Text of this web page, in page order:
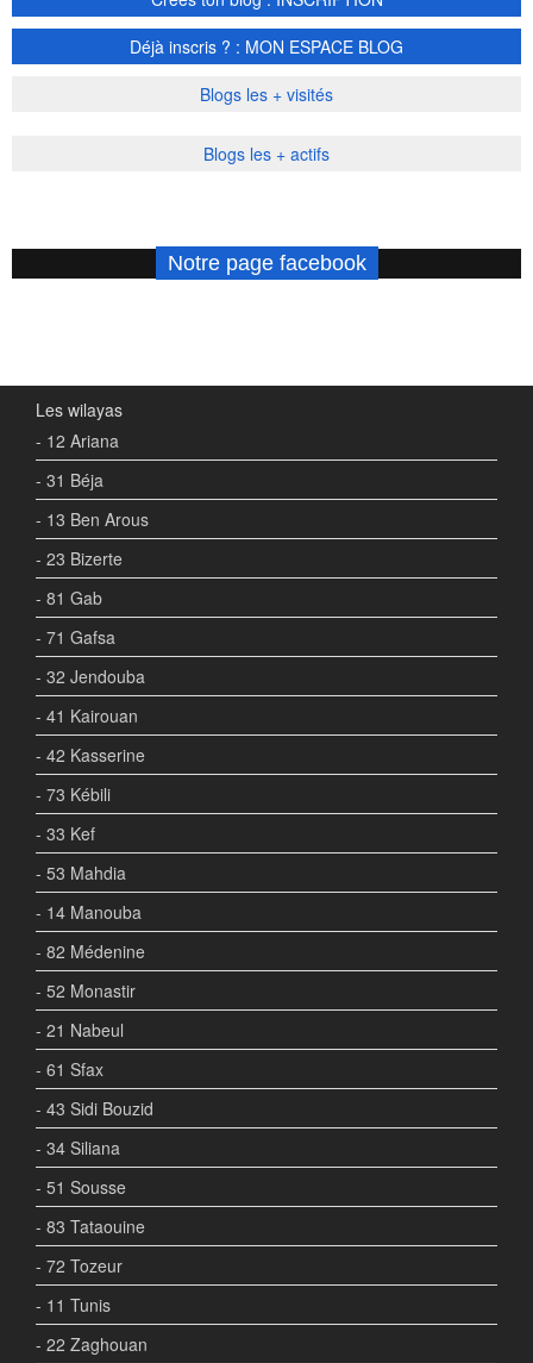
Déjà inscris ? : MON ESPACE BLOG
Blogs les + visités
Blogs les + actifs
Notre page facebook
Les wilayas
- 12 Ariana
- 31 Béja
- 13 Ben Arous
- 23 Bizerte
- 81 Gab
- 71 Gafsa
- 32 Jendouba
- 41 Kairouan
- 42 Kasserine
- 73 Kébili
- 33 Kef
- 53 Mahdia
- 14 Manouba
- 82 Médenine
- 52 Monastir
- 21 Nabeul
- 61 Sfax
- 43 Sidi Bouzid
- 34 Siliana
- 51 Sousse
- 83 Tataouine
- 72 Tozeur
- 11 Tunis
- 22 Zaghouan